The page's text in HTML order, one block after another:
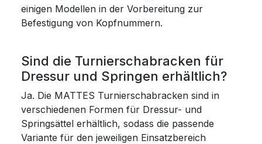
einigen Modellen in der Vorbereitung zur
Befestigung von Kopfnummern.
Sind die Turnierschabracken für
Dressur und Springen erhältlich?
Ja. Die MATTES Turnierschabracken sind in
verschiedenen Formen für Dressur- und
Springsättel erhältlich, sodass die passende
Variante für den jeweiligen Einsatzbereich